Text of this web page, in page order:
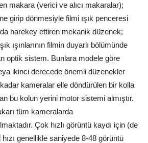
makara (verici ve alıcı makaralar);
girip dönmesiyle filmi ışık penceresi
harekey ettiren mekanik düzenek;
ışınlarının filmin duyarlı bölümünde
optik sistem. Bunlara modele göre
ikinci derecede önemli düzenekler
kadar kameralar elle döndürülen bir kolla
bu kolun yerini motor sistemi almıştır.
tüm kameralarda
Çok hızlı görüntü kaydı için (de
genellikle saniyede 8-48 görüntü